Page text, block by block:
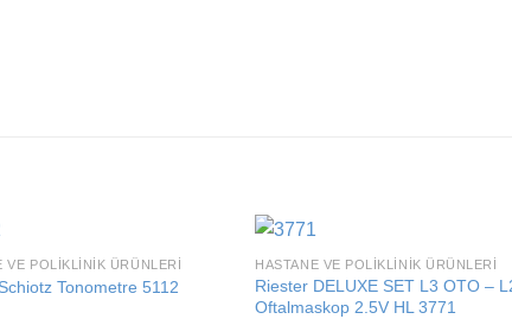
Add to
wishlist
VE POLIKLINIK ÜRÜNLERI
Tonometre 5112
Add
HASTANE VE POLIKLINIK ÜRÜNLERI
Riester DELUXE SET L3 OTO –
Oftalmaskop 2.5V HL 3771